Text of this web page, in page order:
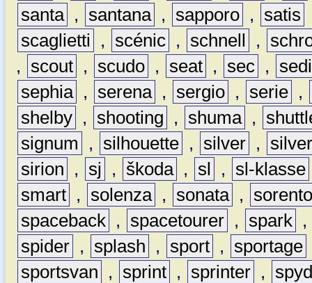
santa , santana , sapporo , satis
scaglietti
, scénic , schnell ,
,
scout , scudo , seat , sec ,
sephia , serena , sergio , serie ,
shelby , shooting , shuma ,
signum
, silhouette , silver ,
sirion
, sj , škoda , sl , sl-klasse
smart , solenza , sonata ,
spaceback , spacetourer , spark ,
spider , splash , sport , sportage
sportsvan
, sprint , sprinter ,